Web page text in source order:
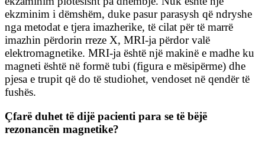
ekzminim i dëmshëm, duke pasur parasysh që ndryshe
nga metodat e tjera imazherike, të cilat për të marrë
imazhin përdorin rreze X, MRI-ja përdor valë
elektromagnetike. MRI-ja është një makinë e madhe ku
magneti është në formë tubi (figura e mësipërme) dhe
pjesa e trupit që do të studiohet, vendoset në qendër të
fushës.
Çfarë duhet të dijë pacienti para se të bëjë
rezonancën magnetike?